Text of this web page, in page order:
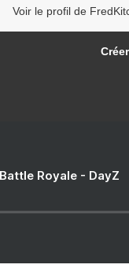
Voir le profil de
Royale - DayZ